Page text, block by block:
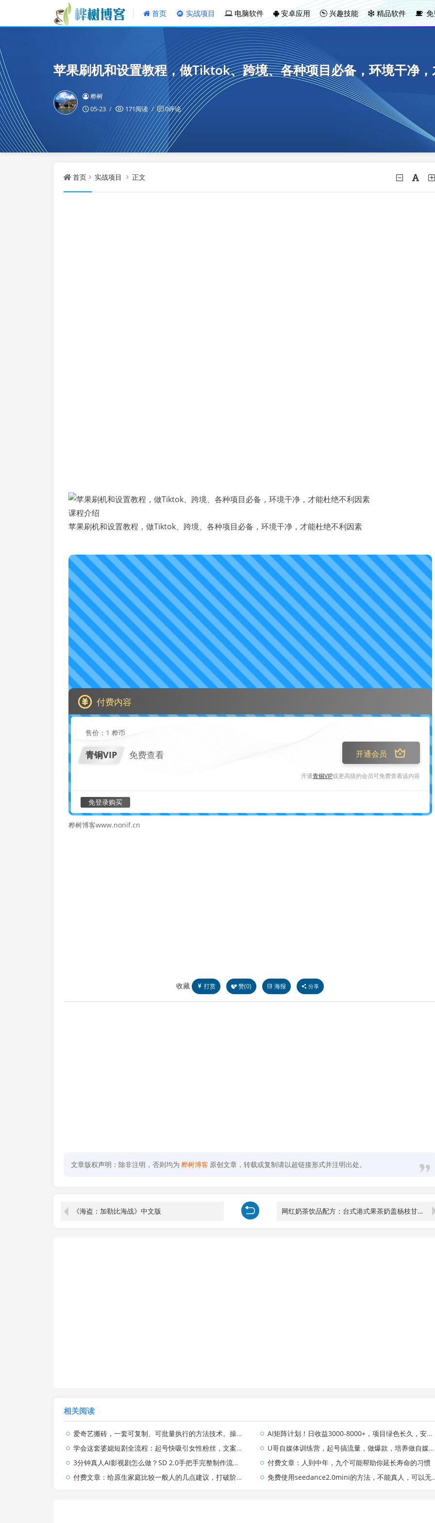
首页 实战项目 电脑软件 安卓应用 兴趣技能 精品软件 免
苹果刷机和设置教程，做Tiktok、跨境、各种项目必备，环境干净
桦树
05-23
171阅读 0评论
首页 实战项目 正文
课程介绍
苹果刷机和设置教程，做Tiktok、跨境、各种项目必备，环境干净，才能杜绝不利因素
付费内容
售价： 1 桦币
青铜VIP 免费查看 开通会员
开通青铜VIP或更高级的会员可免费查看该内容
免登录购买
桦树博客www.nonif.cn
收藏 打赏 赞(0) 海报 分享
文章版权声明：除非注明，否则均为 桦树博客 原创文章，转载或复制请以超链接形式并注明出处。
《海盗：加勒比海战》中文版 网红奶茶饮品配方：台式港式果茶奶盖杨枝甘露，完整资料包制作教程合集
相关阅读
爱奇艺搬砖，一套可复制、可批量执行的方法技术。操作一个月，整年不用愁!
AI矩阵计划！日收益3000-8000+，项目绿色长久，安全合规靠谱，可批量放大。扶持工作室和分公司
学会这套婆媳短剧全流程：起号快吸引女性粉丝，文案剪辑视频制作一站式搞定，多种变现方式都可做
U哥自媒体训练营，起号搞流量，做爆款，培养做自媒体能力
3分钟真人AI影视剧怎么做？SD 2.0手把手完整制作流程｜Higgsfield 14天SD 2.0/2.5无限生成
付费文章：人到中年，九个可能帮助你延长寿命的习惯
付费文章：给原生家庭比较一般人的几点建议，打破阶层局限，实现个人与家族代际向上跃升
免费使用seedance2.0mini的方法，不能真人，可以无限10秒视频，9图+3音频参考